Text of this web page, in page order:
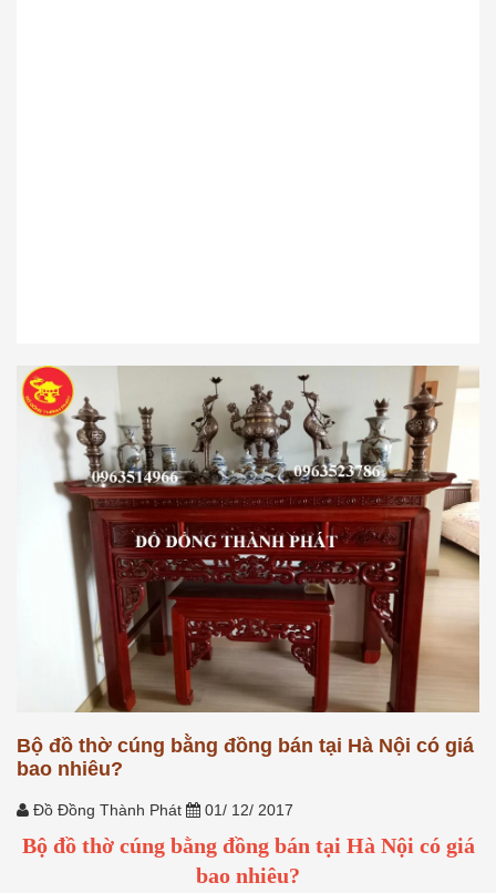
Bộ đồ thờ cúng bằng đồng bán tại Hà Nội có giá
bao nhiêu?
Đồ Đồng Thành Phát 01/ 12/ 2017
Bộ đồ thờ cúng bằng đồng bán tại Hà Nội có giá
bao nhiêu?